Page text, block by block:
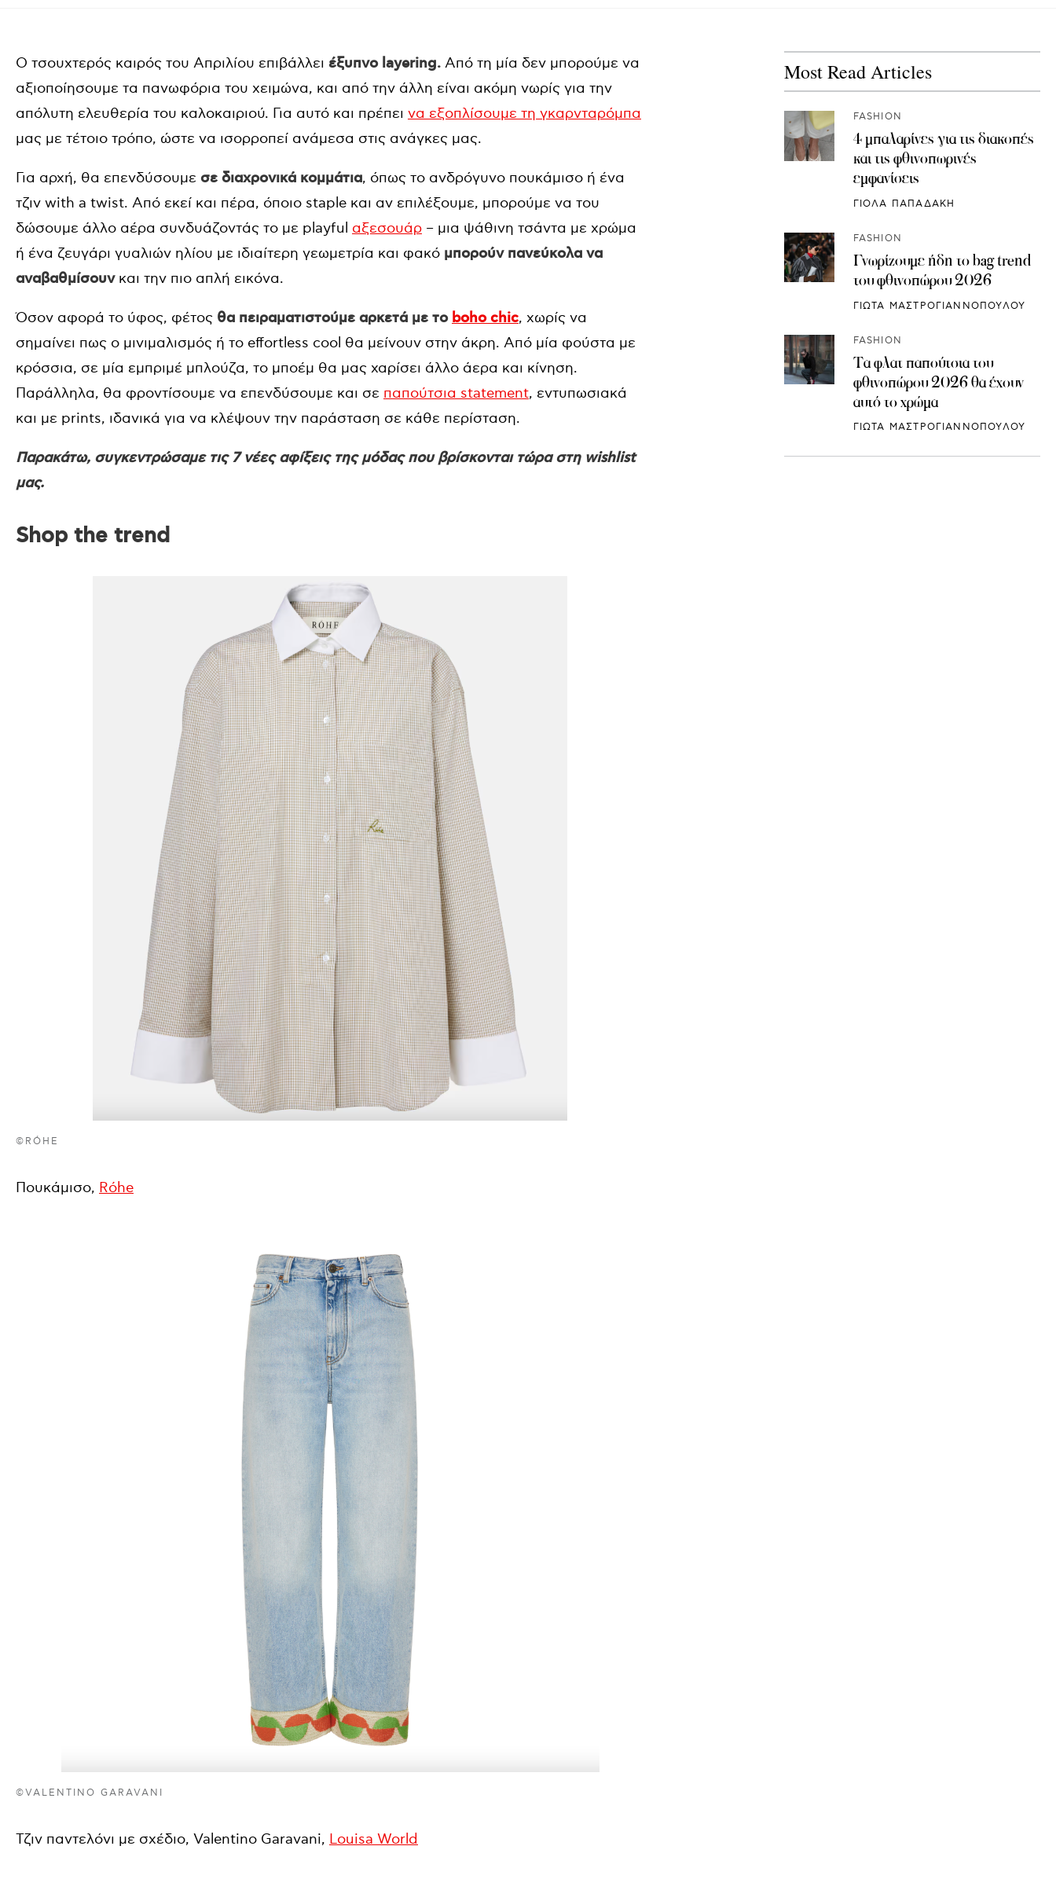
Ο τσουχτερός καιρός του Απριλίου επιβάλλει έξυπνο layering. Από τη μία δεν μπορούμε να
αξιοποίησουμε τα πανωφόρια του χειμώνα, και από την άλλη είναι ακόμη νωρίς για την
απόλυτη ελευθερία του καλοκαιριού. Για αυτό και πρέπει να εξοπλίσουμε τη γκαρνταρόμπα
μας με τέτοιο τρόπο, ώστε να ισορροπεί ανάμεσα στις ανάγκες μας.
Για αρχή, θα επενδύσουμε σε διαχρονικά κομμάτια, όπως το ανδρόγυνο πουκάμισο ή ένα
τζιν with a twist. Από εκεί και πέρα, όποιο staple και αν επιλέξουμε, μπορούμε να του
δώσουμε άλλο αέρα συνδυάζοντάς το με playful αξεσουάρ – μια ψάθινη τσάντα με χρώμα
ή ένα ζευγάρι γυαλιών ηλίου με ιδιαίτερη γεωμετρία και φακό μπορούν πανεύκολα να
αναβαθμίσουνκαι την πιο απλή εικόνα.
Όσον αφορά το ύφος, φέτος θα πειραματιστούμε αρκετά με το boho chic, χωρίς να
σημαίνει πως ο μινιμαλισμός ή το effortless cool θα μείνουν στην άκρη. Από μία φούστα με
κρόσσια, σε μία εμπριμέ μπλούζα, το μποέμ θα μας χαρίσει άλλο άερα και κίνηση.
Παράλληλα, θα φροντίσουμε να επενδύσουμε και σε παπούτσια statement, εντυπωσιακά
και με prints, ιδανικά για να κλέψουν την παράσταση σε κάθε περίσταση.
Παρακάτω, συγκεντρώσαμε τις 7 νέες αφίξεις της μόδας που βρίσκονται τώρα στη wishlist
μας.
Shop the trend
©RÓHE
Πουκάμισο, Róhe
©VALENTINO GARAVANI
Τζιν παντελόνι με σχέδιο, Valentino Garavani, Louisa World
Most Read Articles
FASHION
4 μπαλαρίνες για τις διακοπές
και τις φθινοπωρινές
εμφανίσεις
ΓΙΟΛΑ ΠΑΠΑΔΑΚΗ
FASHION
Γνωρίζουμε ήδη το bag trend
του φθινοπώρου 2026
ΓΙΩΤΑ ΜΑΣΤΡΟΓΙΑΝΝΟΠΟΥΛΟΥ
FASHION
Τα φλατ παπούτσια του
φθινοπώρου 2026 θα έχουν
αυτό το χρώμα
ΓΙΩΤΑ ΜΑΣΤΡΟΓΙΑΝΝΟΠΟΥΛΟΥ